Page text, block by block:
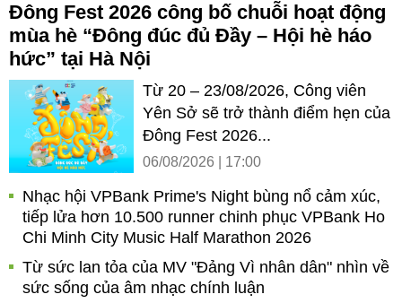
Đông Fest 2026 công bố chuỗi hoạt động
mùa hè “Đông đúc đủ Đầy – Hội hè háo
hức” tại Hà Nội
Từ 20 – 23/08/2026, Công viên
Yên Sở sẽ trở thành điểm hẹn của
Đông Fest 2026...
06/08/2026 | 17:00
Nhạc hội VPBank Prime's Night bùng nổ cảm xúc,
tiếp lửa hơn 10.500 runner chinh phục VPBank Ho
Chi Minh City Music Half Marathon 2026
Từ sức lan tỏa của MV "Đảng Vì nhân dân" nhìn về
sức sống của âm nhạc chính luận